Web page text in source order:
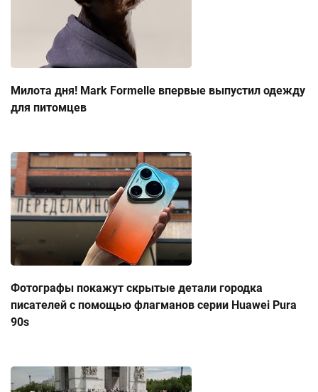
Милота дня! Mark Formelle впервые выпустил одежду
для питомцев
Фотографы покажут скрытые детали городка
писателей с помощью флагманов серии Huawei Pura
90s